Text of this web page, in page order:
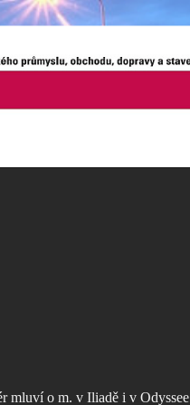
mluví o m. v Iliadě i v Odyssee